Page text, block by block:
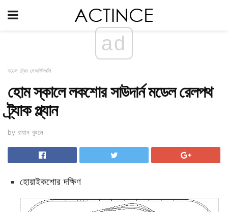
ad
মডেল ট্রেন লেআউটগুলি
হোম স্কালে লকশোর সাউদার্ন মডেল রেলপথ
ট্র্যাক প্ল্যান
by রায়ান কুংলে
হোয়াইকশোর দক্ষিণ